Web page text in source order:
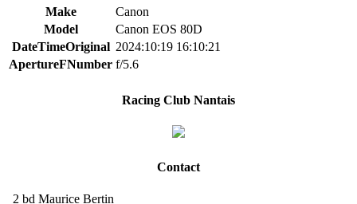
Make
Canon
Model
Canon EOS 80D
DateTimeOriginal 2024:10:19 16:10:21
ApertureFNumber f/5.6
Racing Club Nantais
Contact
2 bd Maurice Bertin